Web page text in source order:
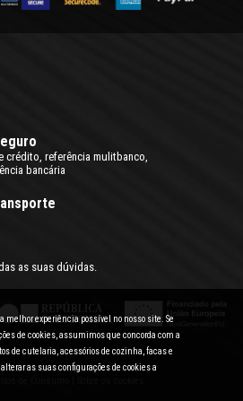
crédito, referência mulitbanco,
bancária
as suas dúvidas.
|Politica de Privacidade
melhor experiência possível no nosso site. Se
de cookies, assumimos que concorda com a
de cutelaria, acessórios de cozinha, facas e
as suas configurações de cookies a